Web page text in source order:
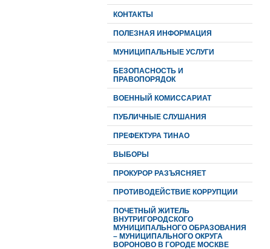
КОНТАКТЫ
ПОЛЕЗНАЯ ИНФОРМАЦИЯ
МУНИЦИПАЛЬНЫЕ УСЛУГИ
БЕЗОПАСНОСТЬ И
ПРАВОПОРЯДОК
ВОЕННЫЙ КОМИССАРИАТ
ПУБЛИЧНЫЕ СЛУШАНИЯ
ПРЕФЕКТУРА ТИНАО
ВЫБОРЫ
ПРОКУРОР РАЗЪЯСНЯЕТ
ПРОТИВОДЕЙСТВИЕ КОРРУПЦИИ
ПОЧЕТНЫЙ ЖИТЕЛЬ
ВНУТРИГОРОДСКОГО
МУНИЦИПАЛЬНОГО ОБРАЗОВАНИЯ
– МУНИЦИПАЛЬНОГО ОКРУГА
ВОРОНОВО В ГОРОДЕ МОСКВЕ